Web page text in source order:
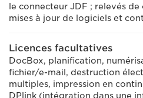
le connecteur JDF ; relevés
mises à jour de logiciels et
Licences facultatives
DocBox, planification,
fichier/e-mail, destruction
multiples, impression en
DPlink (intégration dans une